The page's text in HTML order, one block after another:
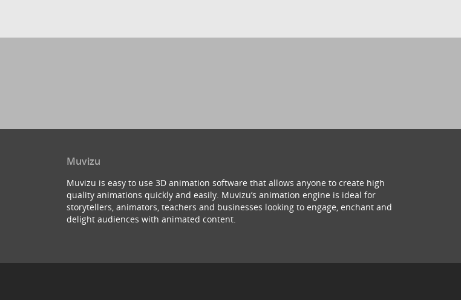
Muvizu
Muvizu is easy to use 3D animation software that allows anyone to create high
quality animations quickly and easily. Muvizu’s animation engine is ideal for
storytellers, animators, teachers and businesses looking to engage, enchant and
delight audiences with animated content.